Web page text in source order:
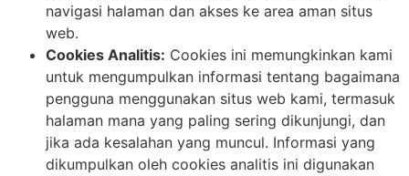
navigasi halaman dan akses ke area aman situs
web.
Cookies Analitis: Cookies ini memungkinkan kami
untuk mengumpulkan informasi tentang bagaimana
pengguna menggunakan situs web kami, termasuk
halaman mana yang paling sering dikunjungi, dan
jika ada kesalahan yang muncul. Informasi yang
dikumpulkan oleh cookies analitis ini digunakan